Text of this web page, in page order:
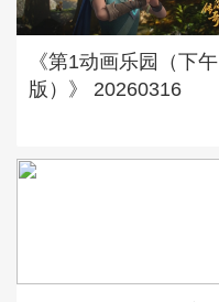
《第1动画乐园（下午
版）》 20260316